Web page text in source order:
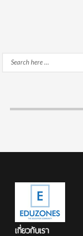
Search
เกี่ยวกับเรา